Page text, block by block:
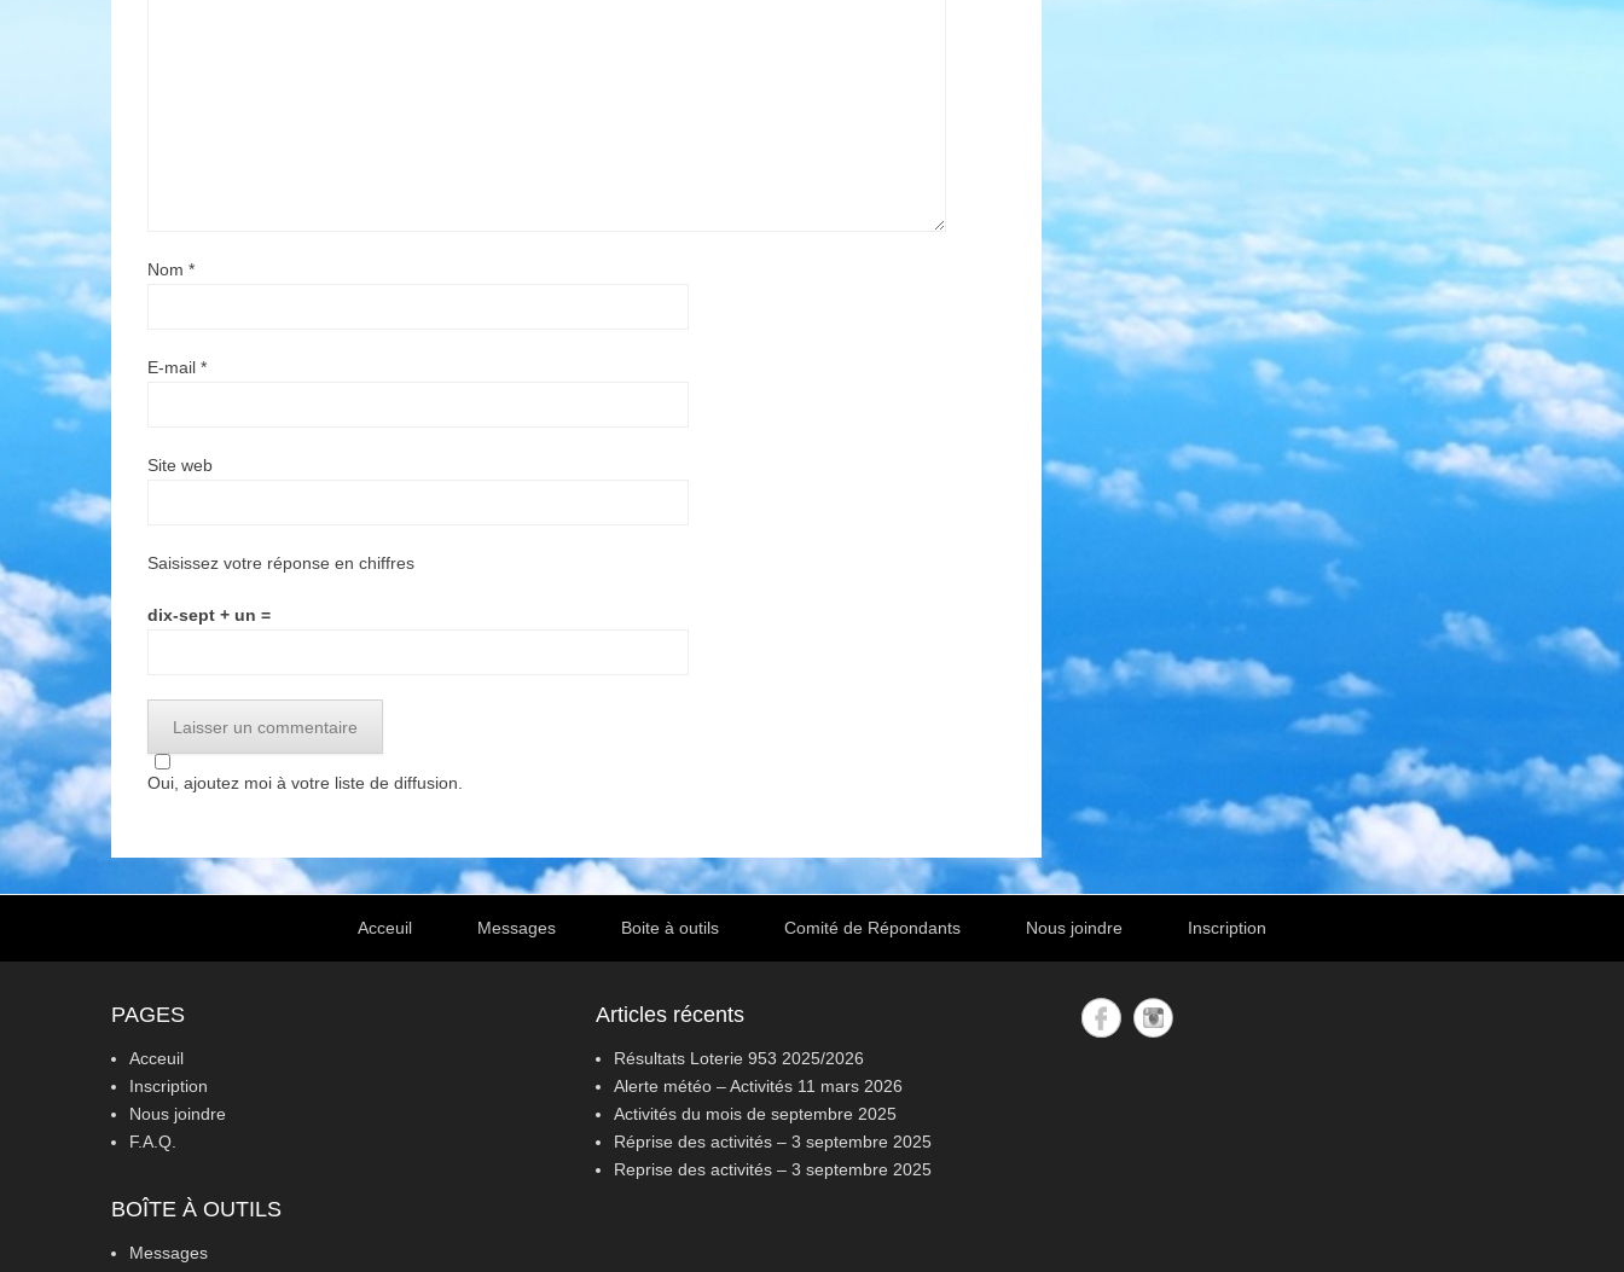
Nom *
E-mail *
Site web
Saisissez votre réponse en chiffres
dix-sept + un =
Oui, ajoutez moi à votre liste de diffusion.
Acceuil
Messages Boite à outils Comité de Répondants Nous joindre Inscription
PAGES
Acceuil
Inscription
Nous joindre
F.A.Q.
BOÎTE À OUTILS
Messages
Articles récents
Résultats Loterie 953 2025/2026
Alerte météo – Activités 11 mars 2026
Activités du mois de septembre 2025
Réprise des activités – 3 septembre 2025
Reprise des activités – 3 septembre 2025